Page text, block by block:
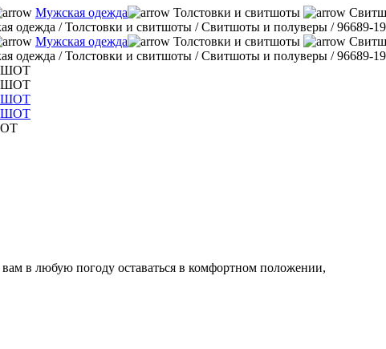
Мужская одежда Толстовки и свитшоты
одежда /Толстовки и свитшоты /Свитшоты и полуверы /
Мужская одежда Толстовки и свитшоты
одежда /Толстовки и свитшоты /Свитшоты и полуверы /
в любую погоду оставаться в комфортном положении,